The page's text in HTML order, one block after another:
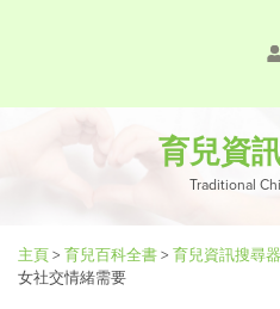
育兒資
Traditional
主頁> 育兒百科全書> 育兒資訊搜尋器
女社交情緒需要